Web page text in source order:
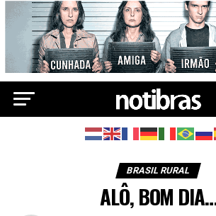
BRASIL RURAL
ALÔ, BOM